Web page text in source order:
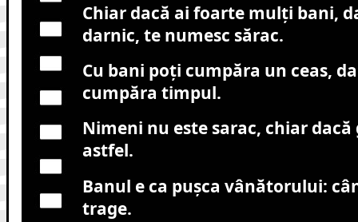
Chiar dacă ai foarte mulţi bani,
darnic, te numesc sărac.
Cu bani poţi cumpăra un ceas,
cumpăra timpul.
Nimeni nu este sarac, chiar dacă
astfel.
Banul e ca puşca vânătorului:
trage.